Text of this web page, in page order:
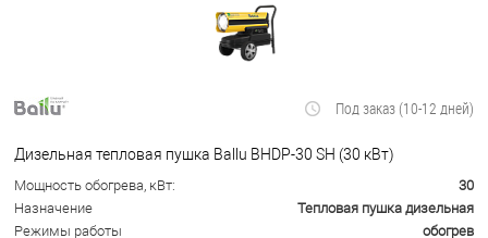
Под заказ (10-12 дней)
Дизельная тепловая пушка Ballu BHDP-30 SH (30 кВт)
Мощность обогрева, кВт:
30
Назначение
Тепловая пушка дизельная
Режимы работы
обогрев